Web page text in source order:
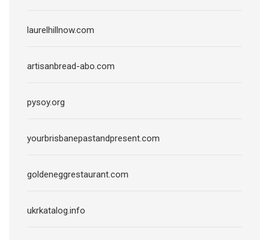
laurelhillnow.com
artisanbread-abo.com
pysoy.org
yourbrisbanepastandpresent.com
goldeneggrestaurant.com
ukrkatalog.info